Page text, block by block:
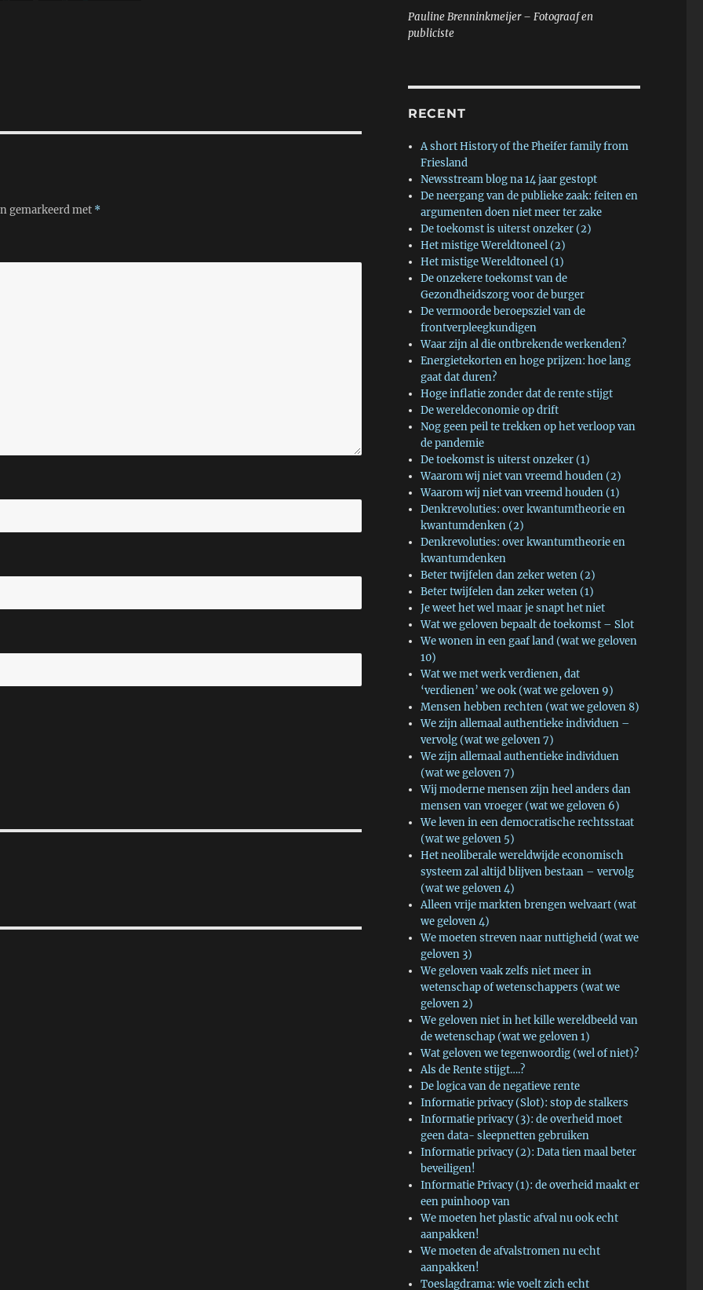
gemarkeerd met *
Pauline Brenninkmeijer – Fotograaf en
publiciste
RECENT
A short History of the Pheifer family from
Friesland
Newsstream blog na 14 jaar gestopt
De neergang van de publieke zaak: feiten en
argumenten doen niet meer ter zake
De toekomst is uiterst onzeker (2)
Het mistige Wereldtoneel (2)
Het mistige Wereldtoneel (1)
De onzekere toekomst van de
Gezondheidszorg voor de burger
De vermoorde beroepsziel van de
frontverpleegkundigen
Waar zijn al die ontbrekende werkenden?
Energietekorten en hoge prijzen: hoe lang
gaat dat duren?
Hoge inflatie zonder dat de rente stijgt
De wereldeconomie op drift
Nog geen peil te trekken op het verloop van
de pandemie
De toekomst is uiterst onzeker (1)
Waarom wij niet van vreemd houden (2)
Waarom wij niet van vreemd houden (1)
Denkrevoluties: over kwantumtheorie en
kwantumdenken (2)
Denkrevoluties: over kwantumtheorie en
kwantumdenken
Beter twijfelen dan zeker weten (2)
Beter twijfelen dan zeker weten (1)
Je weet het wel maar je snapt het niet
Wat we geloven bepaalt de toekomst – Slot
We wonen in een gaaf land (wat we geloven
10)
Wat we met werk verdienen, dat
‘verdienen’ we ook (wat we geloven 9)
Mensen hebben rechten (wat we geloven 8)
We zijn allemaal authentieke individuen –
vervolg (wat we geloven 7)
We zijn allemaal authentieke individuen
(wat we geloven 7)
Wij moderne mensen zijn heel anders dan
mensen van vroeger (wat we geloven 6)
We leven in een democratische rechtsstaat
(wat we geloven 5)
Het neoliberale wereldwijde economisch
systeem zal altijd blijven bestaan – vervolg
(wat we geloven 4)
Alleen vrije markten brengen welvaart (wat
we geloven 4)
We moeten streven naar nuttigheid (wat we
geloven 3)
We geloven vaak zelfs niet meer in
wetenschap of wetenschappers (wat we
geloven 2)
We geloven niet in het kille wereldbeeld van
de wetenschap (wat we geloven 1)
Wat geloven we tegenwoordig (wel of niet)?
Als de Rente stijgt….?
De logica van de negatieve rente
Informatie privacy (Slot): stop de stalkers
Informatie privacy (3): de overheid moet
geen data- sleepnetten gebruiken
Informatie privacy (2): Data tien maal beter
beveiligen!
Informatie Privacy (1): de overheid maakt er
een puinhoop van
We moeten het plastic afval nu ook echt
aanpakken!
We moeten de afvalstromen nu echt
aanpakken!
Toeslagdrama: wie voelt zich echt